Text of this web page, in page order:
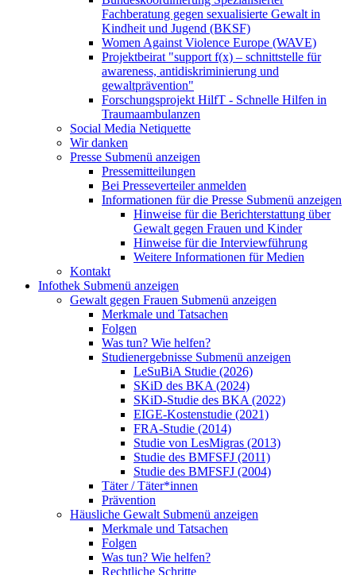
Fachberatung gegen sexualisierte Gewalt in
Kindheit und Jugend (BKSF)
Women Against Violence Europe (WAVE)
Projektbeirat "support f(x) – schnittstelle für
awareness, antidiskriminierung und
gewaltprävention"
Forschungsprojekt HilfT - Schnelle Hilfen in
Traumaambulanzen
Social Media Netiquette
Wir danken
Presse Submenü anzeigen
Pressemitteilungen
Bei Presseverteiler anmelden
Informationen für die Presse Submenü anzeigen
Hinweise für die Berichterstattung über
Gewalt gegen Frauen und Kinder
Hinweise für die Interviewführung
Weitere Informationen für Medien
Kontakt
Infothek Submenü anzeigen
Gewalt gegen Frauen Submenü anzeigen
Merkmale und Tatsachen
Folgen
Was tun? Wie helfen?
Studienergebnisse Submenü anzeigen
LeSuBiA Studie (2026)
SKiD des BKA (2024)
SKiD-Studie des BKA (2022)
EIGE-Kostenstudie (2021)
FRA-Studie (2014)
Studie von LesMigras (2013)
Studie des BMFSFJ (2011)
Studie des BMFSFJ (2004)
Täter / Täter*innen
Prävention
Häusliche Gewalt Submenü anzeigen
Merkmale und Tatsachen
Folgen
Was tun? Wie helfen?
Rechtliche Schritte